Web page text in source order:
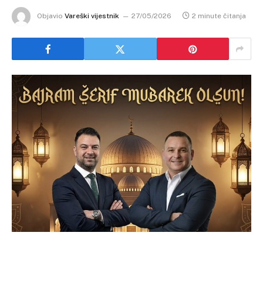
Objavio Vareški vijestnik 27/05/2026 2 minute čitanja